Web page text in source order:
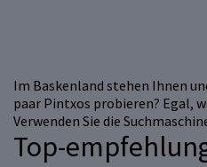
Im Baskenland stehen Ihnen
paar Pintxos probieren? Egal,
Verwenden Sie die
Top-